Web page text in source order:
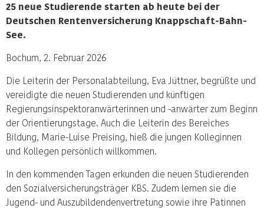
25 neue Studierende starten ab heute bei der
Deutschen Rentenversicherung Knappschaft-Bahn-
See.
Bochum, 2. Februar 2026
Die Leiterin der Personalabteilung, Eva Jüttner, begrüßte und
vereidigte die neuen Studierenden und künftigen
Regierungsinspektoranwärterinnen und -anwärter zum Beginn
der Orientierungstage. Auch die Leiterin des Bereiches
Bildung, Marie-Luise Preising, hieß die jungen Kolleginnen
und Kollegen persönlich willkommen.
In den kommenden Tagen erkunden die neuen Studierenden
den Sozialversicherungsträger KBS. Zudem lernen sie die
Jugend- und Auszubildendenvertretung sowie ihre Patinnen